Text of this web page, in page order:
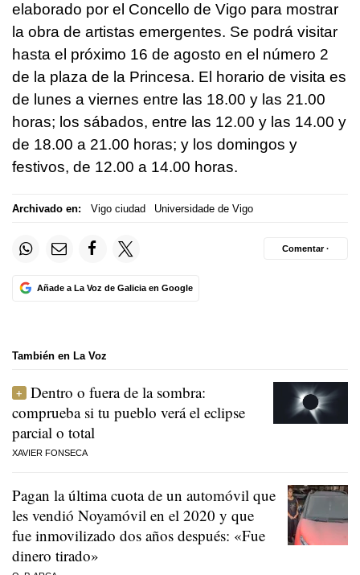
elaborado por el Concello de Vigo para mostrar
la obra de artistas emergentes. Se podrá visitar
hasta el próximo 16 de agosto en el número 2
de la plaza de la Princesa. El horario de visita es
de lunes a viernes entre las 18.00 y las 21.00
horas; los sábados, entre las 12.00 y las 14.00 y
de 18.00 a 21.00 horas; y los domingos y
festivos, de 12.00 a 14.00 horas.
Archivado en: Vigo ciudad Universidade de Vigo
Añade a La Voz de Galicia en Google
Comentar ·
También en La Voz
Dentro o fuera de la sombra:
comprueba si tu pueblo verá el eclipse
parcial o total
XAVIER FONSECA
Pagan la última cuota de un automóvil que
les vendió Noyamóvil en el 2020 y que
fue inmovilizado dos años después: «Fue
dinero tirado»